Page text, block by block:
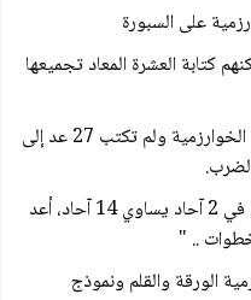
على السبورة
كتابة العشرة المعاد تجميعها
اضرب في العشرات، لماذا كتبنا 270 في الخوارزمية ولم تكتب 27 عد إلى
راجع الخطوات شفهيا مع الفصل. 7 آحاد في 2 آحاد یساوي 14 آحاد، أعد
.. "
الورقة والقلم ونموذج